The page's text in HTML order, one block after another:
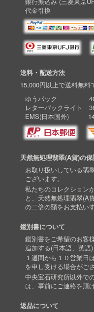
代金引換
送料・配送方法
15,000円以上で送料無料
ゆうパック 400
レターパックライト
EMS(日本国外)
天然無処理翡翠(A貨)の
お取り扱いしている翡
ございます。
私たちのコレクション
と、天然無処理翡翠(A
の二倍の額をお支払い
鑑別書について
鑑別書をご希望のお客
追加する(日本語、英語
１週間から１０営業日
を申し受ける場合がご
中央宝石研究所以外で
は、事前にご連絡を頂
返品について